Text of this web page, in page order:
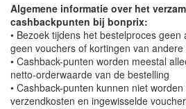
Algemene informatie over het
cashbackpunten bij bonprix:
• Bezoek tijdens het bestelproces
geen vouchers of kortingen van andere
• Cashback-punten worden meestal
netto-orderwaarde van de bestelling
• Cashback-punten kunnen niet
verzendkosten en ingewisselde